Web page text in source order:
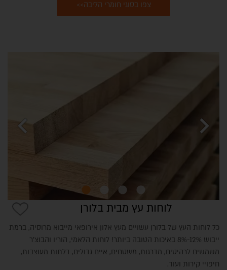
צפו בסוגי חומרי הליבה>>
chevron_left chevron_right
לוחות עץ מבית בלורן
כל לוחות העץ של בלורן עשויים מעץ אלון אירופאי מייבוא מרוסיה, ברמת
ייבוש 12%-8% באיכות הטובה ביותר! לוחות הלאמי, הוריו והבוצ'ר
משמשים לרהיטים, מדרגות, משטחים, איים גדולים, דלתות מעוצבות,
חיפויי קירות ועוד.